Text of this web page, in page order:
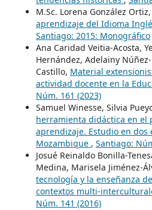
M.Sc. Lorena González Ortiz,
aprendizaje del Idioma
Santiago: 2015: Monográfico
Ana Caridad Veitia-Acosta,
Hernández, Adelainy
Castillo, Material
actividad docente en la
Núm. 161 (2023)
Samuel Winesse, Silvia
herramienta didáctica en el
aprendizaje. Estudio en dos
Mozambique , Santiago:
Josué Reinaldo Bonilla-
Medina, Marisela Jiménez-
tecnología y la enseñanza
contextos multi-
Núm. 141 (2016)